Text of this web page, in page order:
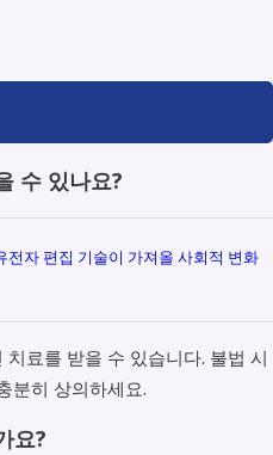
수 있나요?
전자 편집 기술이 가져올 사회적 변화
료를 받을 수 있습니다. 불법 시
분히 상의하세요.
요?